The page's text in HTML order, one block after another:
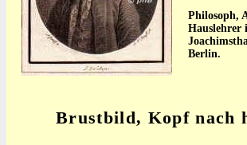
Philosoph,
Hauslehrer
Berlin.
Brustbild, Kopf nach